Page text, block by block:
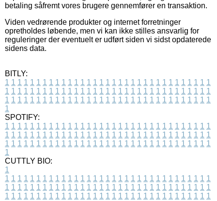
betaling såfremt vores brugere gennemfører en transaktion.
Viden vedrørende produkter og internet forretninger
opretholdes løbende, men vi kan ikke stilles ansvarlig for
reguleringer der eventuelt er udført siden vi sidst opdaterede
sidens data.
BITLY:
1 1 1 1 1 1 1 1 1 1 1 1 1 1 1 1 1 1 1 1 1 1 1 1 1 1 1 1 1 1 1 1 1
1 1 1 1 1 1 1 1 1 1 1 1 1 1 1 1 1 1 1 1 1 1 1 1 1 1 1 1 1 1 1 1 1
1 1 1 1 1 1 1 1 1 1 1 1 1 1 1 1 1 1 1 1 1 1 1 1 1 1 1 1 1 1 1 1 1
1
SPOTIFY:
1 1 1 1 1 1 1 1 1 1 1 1 1 1 1 1 1 1 1 1 1 1 1 1 1 1 1 1 1 1 1 1 1
1 1 1 1 1 1 1 1 1 1 1 1 1 1 1 1 1 1 1 1 1 1 1 1 1 1 1 1 1 1 1 1 1
1 1 1 1 1 1 1 1 1 1 1 1 1 1 1 1 1 1 1 1 1 1 1 1 1 1 1 1 1 1 1 1 1
1
CUTTLY BIO:
1
1 1 1 1 1 1 1 1 1 1 1 1 1 1 1 1 1 1 1 1 1 1 1 1 1 1 1 1 1 1 1 1 1
1 1 1 1 1 1 1 1 1 1 1 1 1 1 1 1 1 1 1 1 1 1 1 1 1 1 1 1 1 1 1 1 1
1 1 1 1 1 1 1 1 1 1 1 1 1 1 1 1 1 1 1 1 1 1 1 1 1 1 1 1 1 1 1 1 1